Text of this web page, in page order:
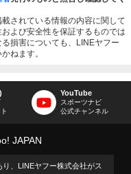
されている情報の内容に関して
よび安全性を保証するものでは
損害についても、LINEヤフー
ねます。
YouTube
スポーツナビ
公式チャンネル
JAPAN
、LINEヤフー株式会社がス